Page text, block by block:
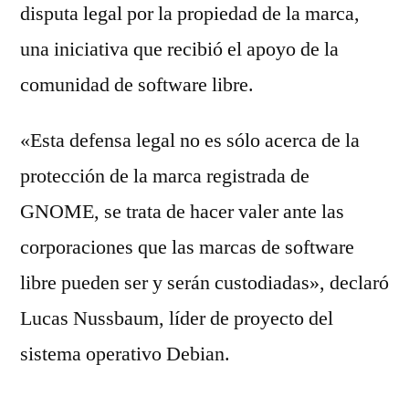
disputa legal por la propiedad de la marca,
una iniciativa que recibió el apoyo de la
comunidad de software libre.
«Esta defensa legal no es sólo acerca de la
protección de la marca registrada de
GNOME, se trata de hacer valer ante las
corporaciones que las marcas de software
libre pueden ser y serán custodiadas», declaró
Lucas Nussbaum, líder de proyecto del
sistema operativo Debian.